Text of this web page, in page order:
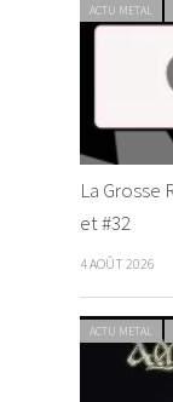
ACTU METAL
La Grosse
et #32
4 AOÛT 2026
ACTU METAL